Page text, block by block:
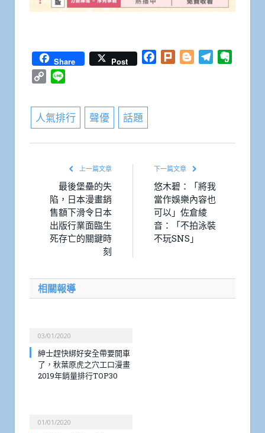
Share Post Facebook
Plurk BloggerTelegram
Copy
人氣排行 聲優 話題
上一篇文章
最後堡壘的失
陷，日本漫畫銷
售額下滑令日本
出版行業面臨生
死存亡的關鍵時
刻
下一篇文章
悠木碧：「將我
當作娛樂內容也
可以」佐倉綾
音：「不拍泳裝
不玩SNS」
相關報導
03/01/2020
紳士趕快綁好安全帶要開車
了，秋葉原虎之穴工口漫畫
2019年銷量排行TOP30
01/01/2020